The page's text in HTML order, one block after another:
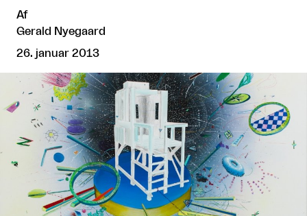
Af
Gerald Nyegaard
26. januar 2013